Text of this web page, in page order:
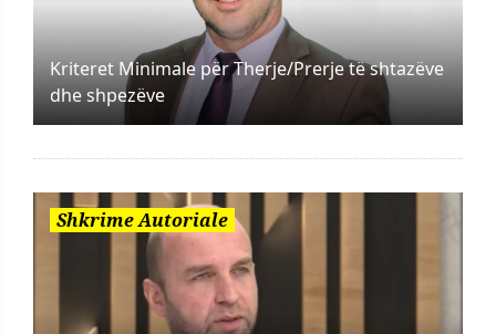
Kriteret Minimale për Therje/Prerje të shtazëve
dhe shpezëve
Shkrime Autoriale